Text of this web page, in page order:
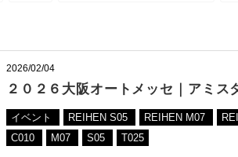
2026/02/04
２０２６大阪オートメッセ｜アミス
イベント REIHEN S05 REIHEN M07
C010
M07 S05 T025